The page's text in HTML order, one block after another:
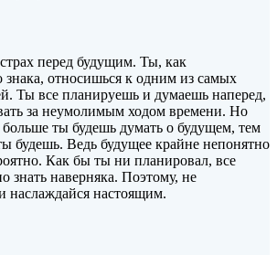
перед будущим. Ты, как
знака, относишься к одним из самых
Ты все планируешь и думаешь наперед,
за неумолимым ходом времени. Но
ты будешь думать о будущем, тем
будешь. Ведь будущее крайне непонятно
Как бы ты ни планировал, все
знать наверняка. Поэтому, не
наслаждайся настоящим.